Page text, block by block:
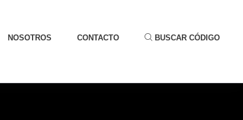
NOSOTROS CONTACTO BUSCAR CÓDIGO